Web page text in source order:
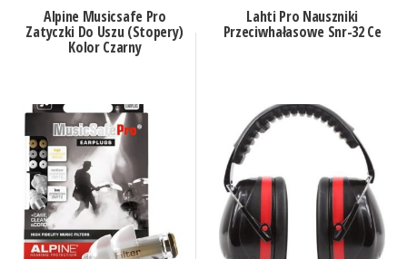
Alpine Musicsafe Pro
Zatyczki Do Uszu (Stopery)
Kolor Czarny
Lahti Pro Nauszniki
Przeciwhałasowe Snr-32 Ce